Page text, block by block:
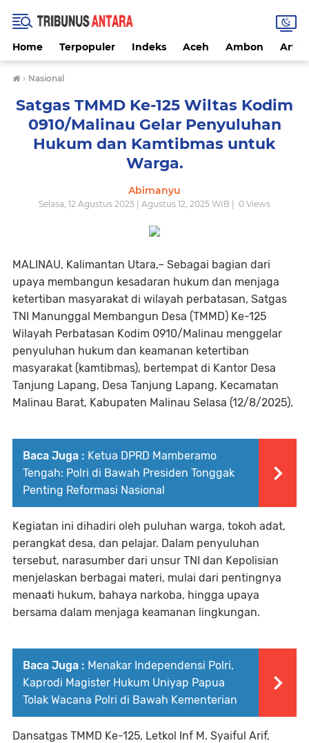
Home Terpopuler Indeks Aceh Ambon
› Nasional
Satgas TMMD Ke-125 Wiltas Kodim
0910/Malinau Gelar Penyuluhan
Hukum dan Kamtibmas untuk
Warga.
Abimanyu
Selasa, 12 Agustus 2025 | Agustus 12, 2025 WIB | 0 Views
MALINAU, Kalimantan Utara,– Sebagai bagian dari
upaya membangun kesadaran hukum dan menjaga
ketertiban masyarakat di wilayah perbatasan, Satgas
TNI Manunggal Membangun Desa (TMMD) Ke-125
Wilayah Perbatasan Kodim 0910/Malinau menggelar
penyuluhan hukum dan keamanan ketertiban
masyarakat (kamtibmas), bertempat di Kantor Desa
Tanjung Lapang, Desa Tanjung Lapang, Kecamatan
Malinau Barat, Kabupaten Malinau Selasa (12/8/2025).
Baca Juga : Ketua DPRD Mamberamo
Tengah: Polri di Bawah Presiden Tonggak
Penting Reformasi Nasional
Kegiatan ini dihadiri oleh puluhan warga, tokoh adat,
perangkat desa, dan pelajar. Dalam penyuluhan
tersebut, narasumber dari unsur TNI dan Kepolisian
menjelaskan berbagai materi, mulai dari pentingnya
menaati hukum, bahaya narkoba, hingga upaya
bersama dalam menjaga keamanan lingkungan.
Baca Juga : Menakar Independensi Polri,
Kaprodi Magister Hukum Uniyap Papua
Tolak Wacana Polri di Bawah Kementerian
Dansatgas TMMD Ke-125, Letkol Inf M. Syaiful Arif,